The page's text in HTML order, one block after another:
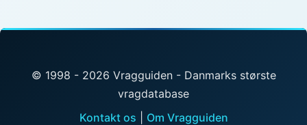
© 1998 - 2026 Vragguiden - Danmarks største
vragdatabase
Kontakt os
Om Vragguiden